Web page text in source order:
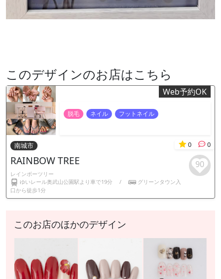
このデザインのお店はこちら
Web予約OK
脱毛 ネイル フットネイル
南城市 0 0
RAINBOW TREE
レインボーツリー
ゆいレール奥武山公園駅より車で19分
/
グリーンタウン入
口から徒歩1分
90
このお店のほかのデザイン